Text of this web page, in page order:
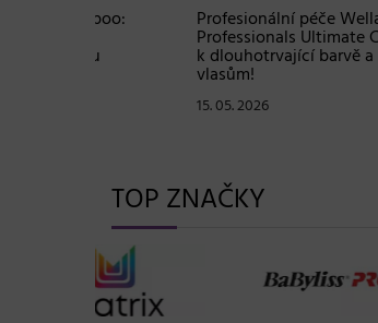
Profesionální péče Wella
Professionals Ultimate Color: Klíč
k dlouhotrvající barvě a zdravým
15. 05. 2026
TOP ZNAČKY